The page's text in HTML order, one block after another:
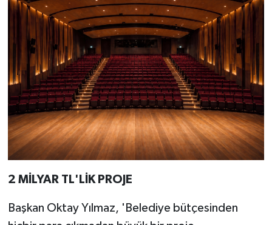
2 MİLYAR TL'LİK PROJE
Başkan Oktay Yılmaz, 'Belediye bütçesinden